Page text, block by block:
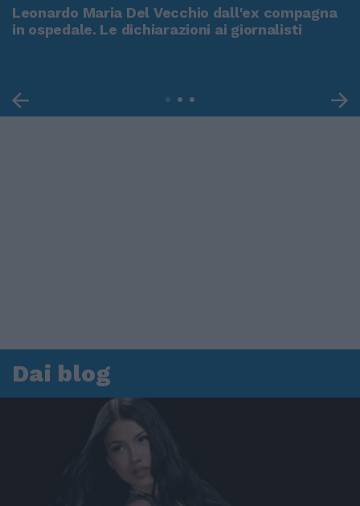
Leonardo Maria Del Vecchio dall'ex compagna
in ospedale. Le dichiarazioni ai giornalisti
Dai blog